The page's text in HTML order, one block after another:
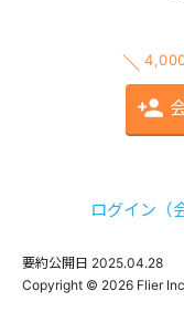
ログイン（
要約公開日 2025.04.28